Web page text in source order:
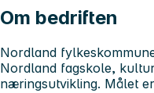
Om bedriften
Nordland
Nordland fagskole,
næringsutvikling. Målet